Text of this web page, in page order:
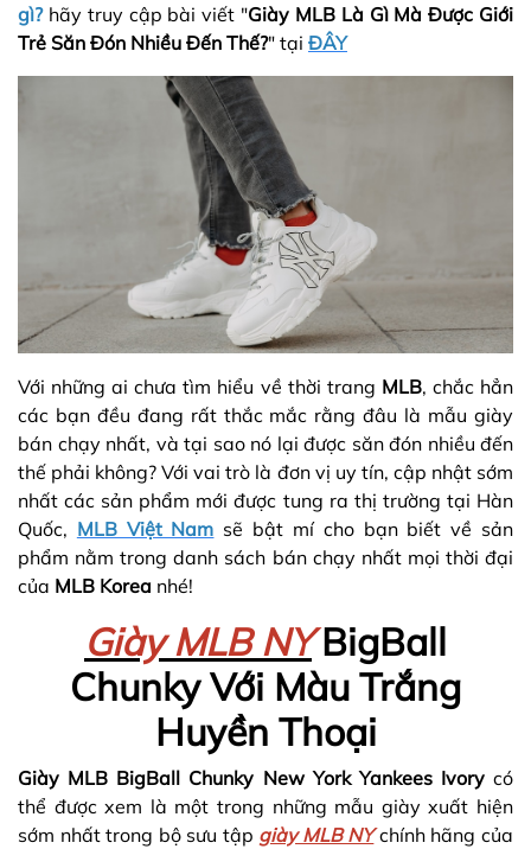
gì?hãy truy cập bài viết "Giày MLB Là Gì Mà Được Giới
Trẻ Săn Đón Nhiều Đến Thế?" tại ĐÂY
Với những ai chưa tìm hiểu về thời trang MLB, chắc hẳn
các bạn đều đang rất thắc mắc rằng đâu là mẫu giày
bán chạy nhất, và tại sao nó lại được săn đón nhiều đến
thế phải không? Với vai trò là đơn vị uy tín, cập nhật sớm
nhất các sản phẩm mới được tung ra thị trường tại Hàn
Quốc, MLB Việt Nam sẽ bật mí cho bạn biết về sản
phẩm nằm trong danh sách bán chạy nhất mọi thời đại
của MLB Korea nhé!
Giày MLB NYBigBall
Chunky Với Màu Trắng
Huyền Thoại
Giày MLB BigBall Chunky New York Yankees Ivorycó
thể được xem là một trong những mẫu giày xuất hiện
sớm nhất trong bộ sưu tập giày MLB NYchính hãng của